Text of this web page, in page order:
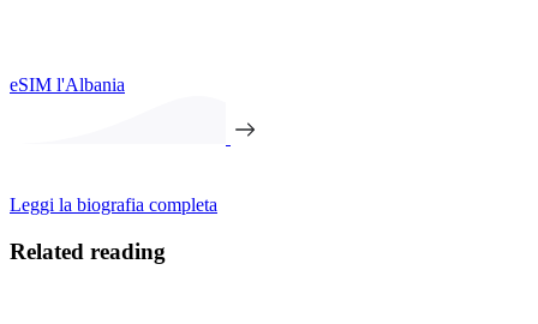
eSIM l'Albania
Leggi la biografia completa
Related reading